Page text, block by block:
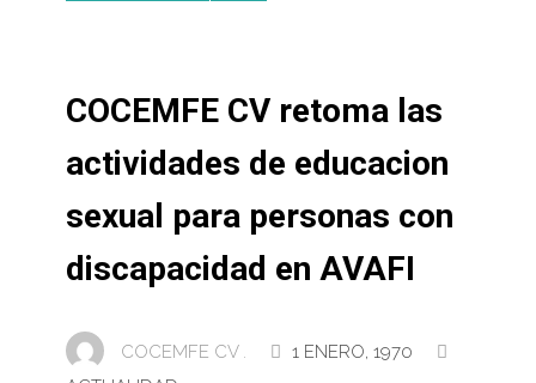
COCEMFE CV retoma las
actividades de educacion
sexual para personas con
discapacidad en AVAFI
COCEMFE CV .
1 ENERO, 1970